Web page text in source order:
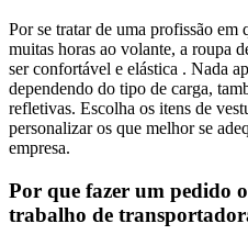
Por se tratar de uma profissão em
muitas horas ao volante, a roupa
ser confortável e elástica . Nada
dependendo do tipo de carga,
refletivas. Escolha os itens de
personalizar os que melhor se
empresa.
Por que fazer um pedido
trabalho de